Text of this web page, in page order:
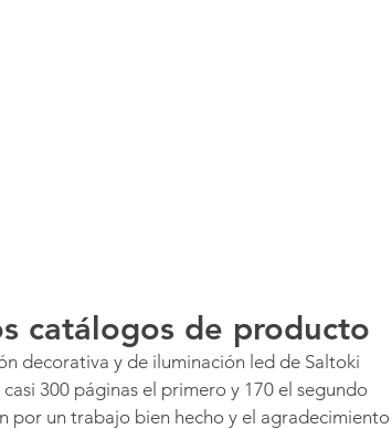
catálogos de producto
decorativa y de iluminación led de Saltoki
300 páginas el primero y 170 el segundo
por un trabajo bien hecho y el agradecimiento